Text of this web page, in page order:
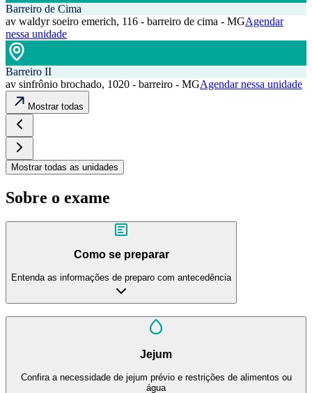
Barreiro de Cima
av waldyr soeiro emerich, 116 - barreiro de cima - MGAgendar
nessa unidade
Barreiro II
av sinfrônio brochado, 1020 - barreiro - MGAgendar nessa unidade
Mostrar todas
Mostrar todas as unidades
Sobre o exame
Como se preparar
Entenda as informações de preparo com antecedência
Jejum
Confira a necessidade de jejum prévio e restrições de alimentos ou
água